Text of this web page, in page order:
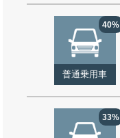
40%
普通乗用車
33%